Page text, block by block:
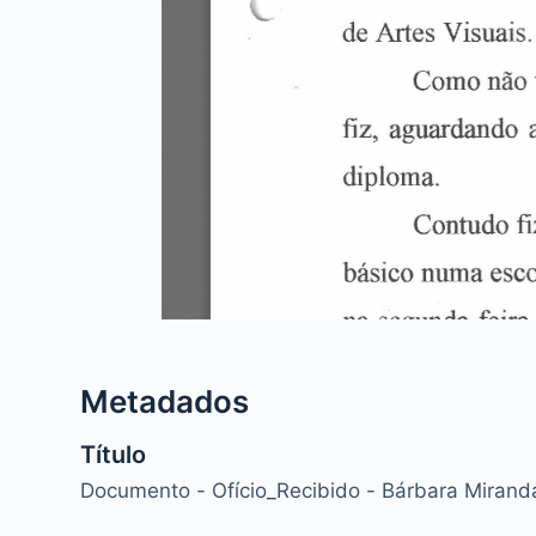
Metadados
Título
Documento - Ofício_Recibido - Bárbara